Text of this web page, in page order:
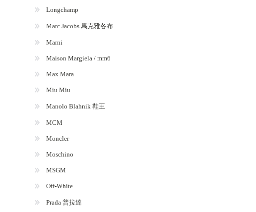
Longchamp
Marc Jacobs 馬克雅各布
Marni
Maison Margiela / mm6
Max Mara
Miu Miu
Manolo Blahnik 鞋王
MCM
Moncler
Moschino
MSGM
Off-White
Prada 普拉達